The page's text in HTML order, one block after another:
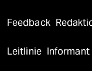
Feedback
Leitlinie Informant